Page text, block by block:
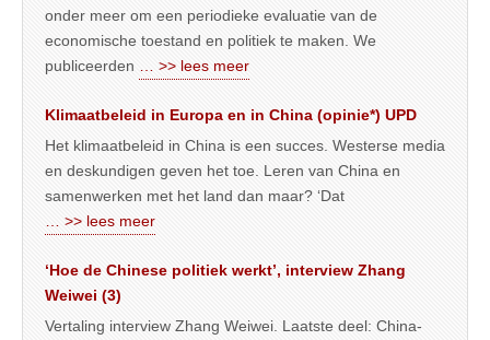
onder meer om een periodieke evaluatie van de
economische toestand en politiek te maken. We
publiceerden
… >> lees meer
Klimaatbeleid in Europa en in China (opinie*) UPD
Het klimaatbeleid in China is een succes. Westerse media
en deskundigen geven het toe. Leren van China en
samenwerken met het land dan maar? ‘Dat
… >> lees meer
‘Hoe de Chinese politiek werkt’, interview Zhang
Weiwei (3)
Vertaling interview Zhang Weiwei. Laatste deel: China-